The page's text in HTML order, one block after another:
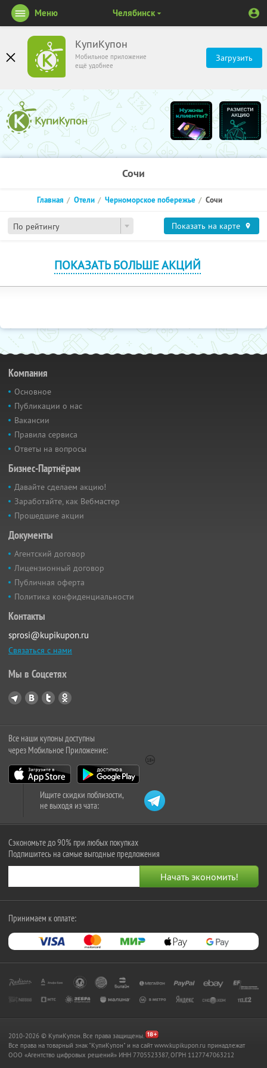
КупиКупон
Мобильное приложение
ещё удобнее
Загрузить
Меню Челябинск
Сочи
По рейтингу
Главная Отели Черноморское побережье Сочи
Показать на карте
ПОКАЗАТЬ БОЛЬШЕ АКЦИЙ
Компания
Основное
Публикации о нас
Вакансии
Правила сервиса
Ответы на вопросы
Бизнес-Партнёрам
Давайте сделаем акцию!
Заработайте, как Вебмастер
Прошедшие акции
Документы
Агентский договор
Лицензионный договор
Публичная оферта
Политика конфиденциальности
Контакты
sprosi@kupikupon.ru
Связаться с нами
Мы в Соцсетях
Все наши купоны доступны
через Мобильное Приложение:
Ищите скидки поблизости,
не выходя из чата:
Сэкономьте до 90% при любых покупках
Подпишитесь на самые выгодные предложения
Принимаем к оплате:
2010-2026 © КупиКупон. Все права защищены.
Все права на товарный знак "КупиКупон" и на сайт www.kupikupon.ru принадлежат
OOO «Агентство цифровых решений» ИНН 7705523387, ОГРН 1127747063212